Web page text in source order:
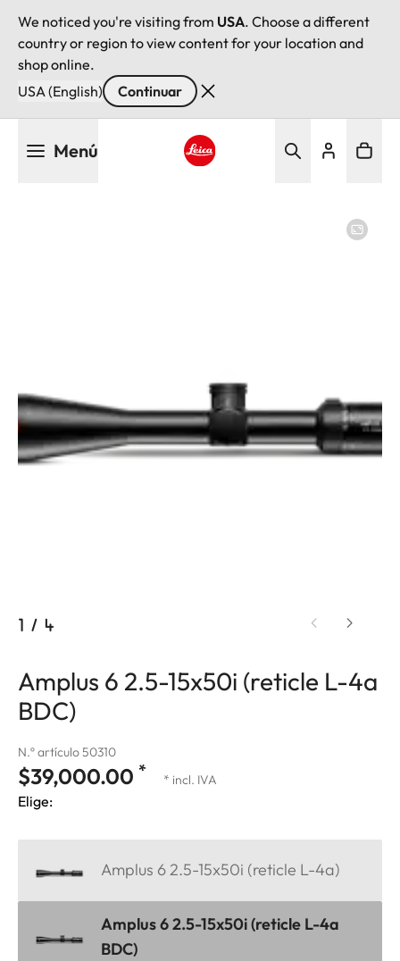
We noticed you're visiting from USA. Choose a different
country or region to view content for your location and
shop online.
USA (English)
Continuar
Menú
1 / 4
Amplus 6 2.5-15x50i (reticle L-4a
BDC)
N.º artículo 50310
$39,000.00 * * incl. IVA
Elige:
Amplus 6 2.5-15x50i (reticle L-4a)
Amplus 6 2.5-15x50i (reticle L-4a
BDC)